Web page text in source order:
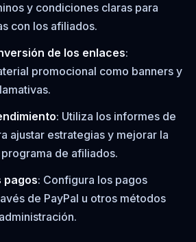
y condiciones claras para
con los afiliados.
de los enlaces:
promocional como banners y
: Utiliza los informes de
ajustar estrategias y mejorar la
de afiliados.
pagos: Configura los pagos
de PayPal u otros métodos